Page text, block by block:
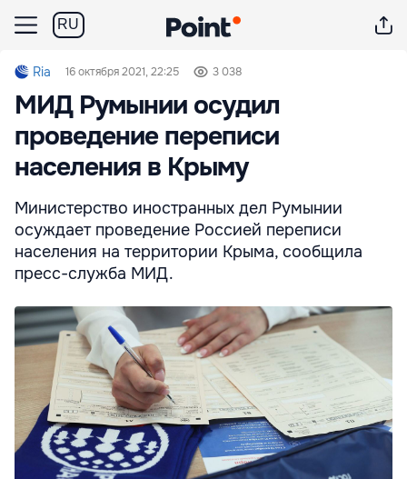
RU
Ria 16 октября 2021, 22:25 3 038
МИД Румынии осудил
проведение переписи
населения в Крыму
Министерство иностранных дел Румынии
осуждает проведение Россией переписи
населения на территории Крыма, сообщила
пресс-служба МИД.